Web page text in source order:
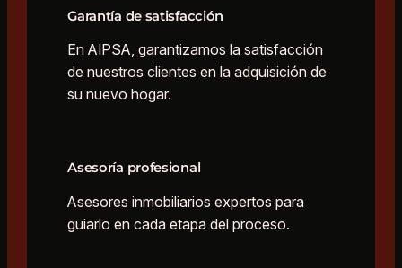
Garantía de satisfacción
En AIPSA, garantizamos la satisfacción
de nuestros clientes en la adquisición de
su nuevo hogar.
Asesoría profesional
Asesores inmobiliarios expertos para
guiarlo en cada etapa del proceso.